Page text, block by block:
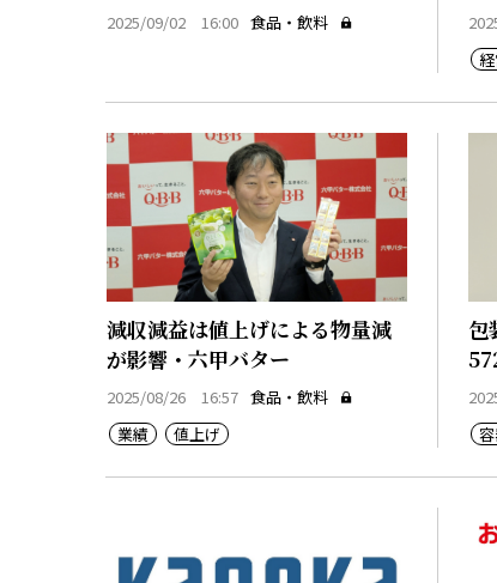
2025/09/02 16:00 食品・飲料
減収減益は値上げによる物量減
が影響・六甲バター
2025/08/26 16:57 食品・飲料
業績
値上げ
包